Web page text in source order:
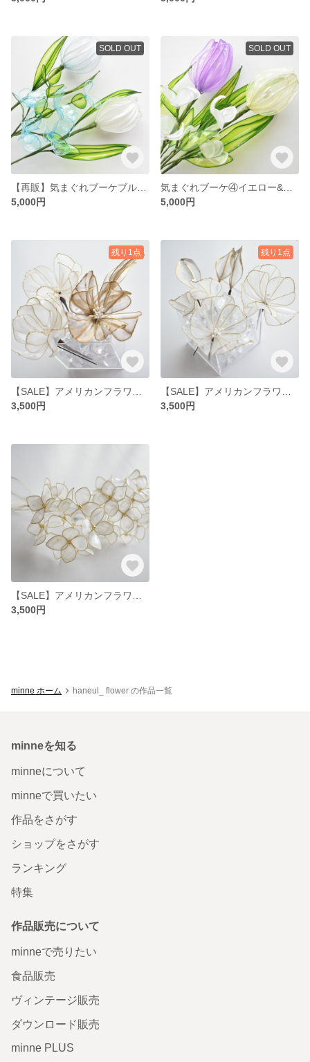
SOLD OUT
5,000円
SOLD OUT
5,000円
残り1点
3,500円
残り1点
3,500円
3,500円
minne ホーム haneul_ flower の作品一覧
minneを知る
minneについて
minneで買いたい
作品をさがす
ショップをさがす
ランキング
特集
作品販売について
minneで売りたい
食品販売
ヴィンテージ販売
ダウンロード販売
minne PLUS